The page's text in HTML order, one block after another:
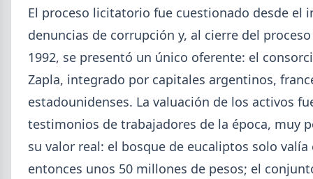
ADIMRA 2026-07-28
Informe ADIMRA junio 2026: la
producción metalúrgica cayó 4,6%
La producción metalúrgica acumula una baja de
El proceso licitatorio fue cuestionado desde el
denuncias de corrupción y, al cierre del
1992, se presentó un único oferente: el
Zapla, integrado por capitales argentinos,
estadounidenses. La valuación de los activos
testimonios de trabajadores de la época, muy
su valor real: el bosque de eucaliptos solo valía
entonces unos 50 millones de pesos; el